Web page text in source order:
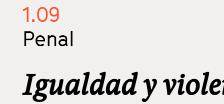
1.09
Penal
Igualdad y